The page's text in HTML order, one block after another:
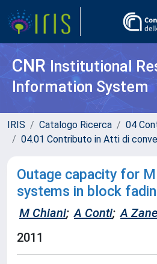
CNR Institutional
Information System
IRIS Catalogo Ricerca
04
04.01 Contributo in Atti di
Outage capacity for
systems in block
M Chiani; A Conti; A
2011